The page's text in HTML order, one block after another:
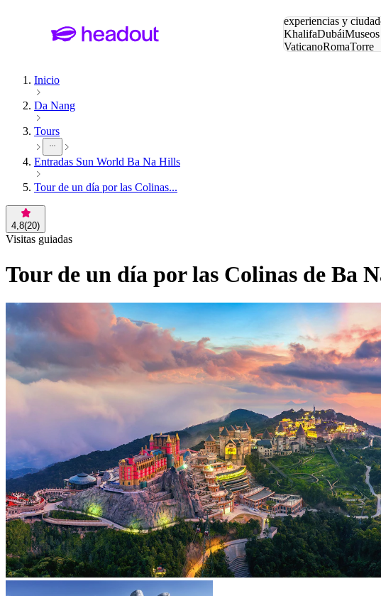
experiencias y
KhalifaDubái
VaticanoRomaTorre
Inicio
Da Nang
Tours
Entradas Sun World Ba Na Hills
Tour de un día por las Colinas...
4,8(20)
Visitas guiadas
Tour de un día por las Colinas de Ba